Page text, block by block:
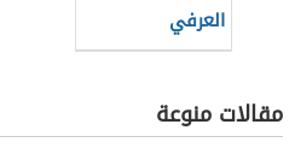
العرفي
مقالات منوعة